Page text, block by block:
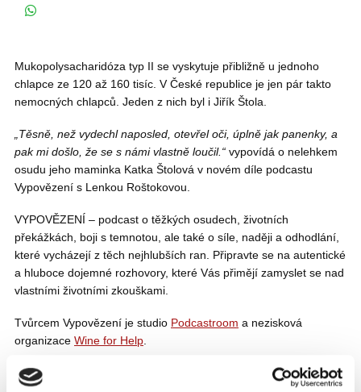
Mukopolysacharidóza typ II se vyskytuje přibližně u jednoho
chlapce ze 120 až 160 tisíc. V České republice je jen pár takto
nemocných chlapců. Jeden z nich byl i Jiřík Štola.
„Těsně, než vydechl naposled, otevřel oči, úplně jak panenky, a
pak mi došlo, že se s námi vlastně loučil.“ vypovídá o nelehkem
osudu jeho maminka Katka Štolová v novém díle podcastu
Vypovězení s Lenkou Roštokovou.
VYPOVĚZENÍ – podcast o těžkých osudech, životních
překážkách, boji s temnotou, ale také o síle, naději a odhodlání,
které vycházejí z těch nejhlubších ran. Připravte se na autentické
a hluboce dojemné rozhovory, které Vás přimějí zamyslet se nad
vlastními životními zkouškami.
Tvůrcem Vypovězení je studio Podcastroom a nezisková
organizace Wine for Help
TAKÉ BY SE VÁM MOHLO LÍBIT